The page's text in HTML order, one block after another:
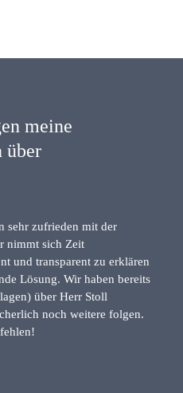
meine
über
sehr zufrieden mit der
nimmt sich Zeit
und transparent zu erklären
Lösung. Wir haben bereits
über Herr Stoll
noch weitere folgen.